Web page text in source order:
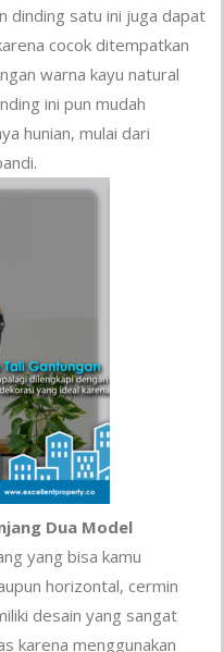
dinding satu ini juga dapat
cocok ditempatkan
warna kayu natural
ini pun mudah
hunian, mulai dari
Dua Model
yang bisa kamu
horizontal, cermin
desain yang sangat
karena menggunakan